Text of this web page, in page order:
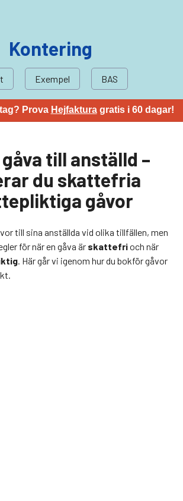
Kontering
Exempel BAS
Prova Hejfakturagratis i 60 dagar!
till anställd –
du skattefria
gåvor
till sina anställda vid olika tillfällen, men
för när en gåva är skattefrioch när
. Här går vi igenom hur du bokför gåvor